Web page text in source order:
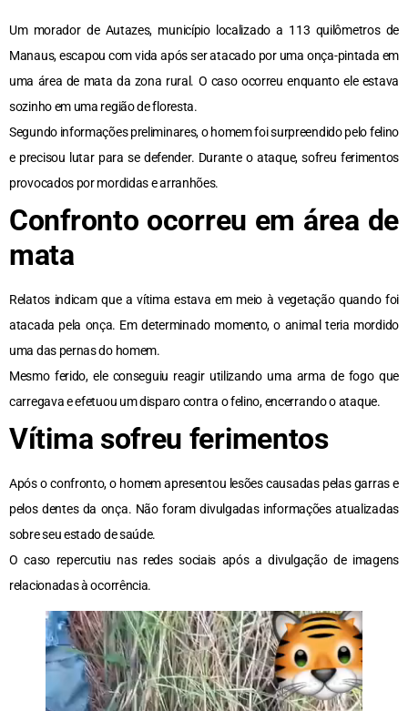
Um morador de Autazes, município localizado a 113 quilômetros de
Manaus, escapou com vida após ser atacado por uma onça-pintada em
uma área de mata da zona rural. O caso ocorreu enquanto ele estava
sozinho em uma região de floresta.
Segundo informações preliminares, o homem foi surpreendido pelo felino
e precisou lutar para se defender. Durante o ataque, sofreu ferimentos
provocados por mordidas e arranhões.
Confronto ocorreu em área de
mata
Relatos indicam que a vítima estava em meio à vegetação quando foi
atacada pela onça. Em determinado momento, o animal teria mordido
uma das pernas do homem.
Mesmo ferido, ele conseguiu reagir utilizando uma arma de fogo que
carregava e efetuou um disparo contra o felino, encerrando o ataque.
Vítima sofreu ferimentos
Após o confronto, o homem apresentou lesões causadas pelas garras e
pelos dentes da onça. Não foram divulgadas informações atualizadas
sobre seu estado de saúde.
O caso repercutiu nas redes sociais após a divulgação de imagens
relacionadas à ocorrência.